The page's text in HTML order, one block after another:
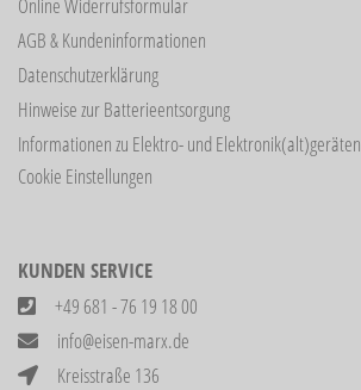
AGB & Kundeninformationen
Datenschutzerklärung
Hinweise zur Batterieentsorgung
Informationen zu Elektro- und Elektronik(alt)geräten
Cookie Einstellungen
KUNDEN SERVICE
+49 681 - 76 19 18 00
info@eisen-marx.de
Kreisstraße 136